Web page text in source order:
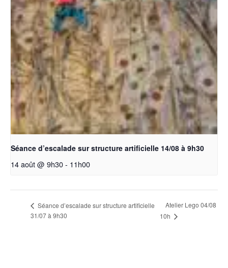
Séance d’escalade sur structure artificielle 14/08 à 9h30
14 août @ 9h30- 11h00
Séance d’escalade sur structure artificielle
31/07 à 9h30
Atelier Lego 04/08
10h